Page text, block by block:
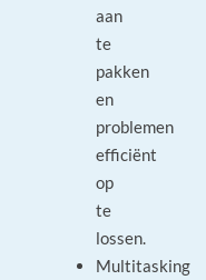
aan
te
pakken
en
problemen
efficiënt
op
te
lossen.
Multitasking